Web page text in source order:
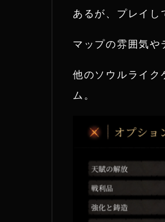
あるが、プレイし
マップの雰囲気や
他のソウルライク
ム。